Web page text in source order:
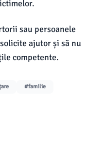
sau persoanele
ajutor și să nu
competente.
#familie